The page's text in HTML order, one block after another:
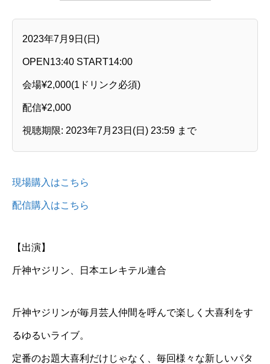
2023年7月9日(日)
OPEN13:40 START14:00
会場¥2,000(1ドリンク必須)
配信¥2,000
視聴期限: 2023年7月23日(日) 23:59 まで
現場購入はこちら
配信購入はこちら
【出演】
斤神ヤジリン、日本エレキテル連合
斤神ヤジリンが毎月芸人仲間を呼んで楽しく大喜利をす
るゆるいライブ。
定番のお題大喜利だけじゃなく、毎回様々な新しいパタ